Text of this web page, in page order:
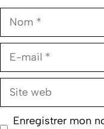
Nom
E-
Site
Enregistrer mon